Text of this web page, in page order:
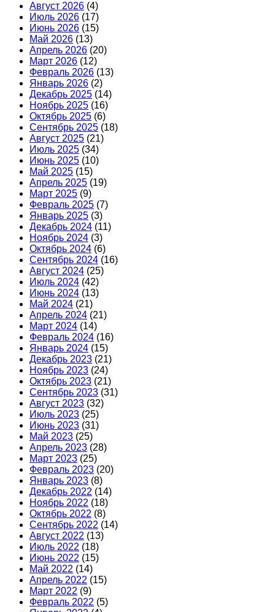
Август 2026 (4)
Июль 2026 (17)
Июнь 2026 (15)
Май 2026 (13)
Апрель 2026 (20)
Март 2026 (12)
Февраль 2026 (13)
Январь 2026 (2)
Декабрь 2025 (14)
Ноябрь 2025 (16)
Октябрь 2025 (6)
Сентябрь 2025 (18)
Август 2025 (21)
Июль 2025 (34)
Июнь 2025 (10)
Май 2025 (15)
Апрель 2025 (19)
Март 2025 (9)
Февраль 2025 (7)
Январь 2025 (3)
Декабрь 2024 (11)
Ноябрь 2024 (3)
Октябрь 2024 (6)
Сентябрь 2024 (16)
Август 2024 (25)
Июль 2024 (42)
Июнь 2024 (13)
Май 2024 (21)
Апрель 2024 (21)
Март 2024 (14)
Февраль 2024 (16)
Январь 2024 (15)
Декабрь 2023 (21)
Ноябрь 2023 (24)
Октябрь 2023 (21)
Сентябрь 2023 (31)
Август 2023 (32)
Июль 2023 (25)
Июнь 2023 (31)
Май 2023 (25)
Апрель 2023 (28)
Март 2023 (25)
Февраль 2023 (20)
Январь 2023 (8)
Декабрь 2022 (14)
Ноябрь 2022 (18)
Октябрь 2022 (8)
Сентябрь 2022 (14)
Август 2022 (13)
Июль 2022 (18)
Июнь 2022 (15)
Май 2022 (14)
Апрель 2022 (15)
Март 2022 (9)
Февраль 2022 (5)